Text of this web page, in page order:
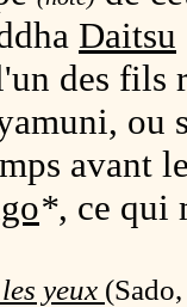
Daitsu
des fils
ou
avant
*, ce qui
yeux (